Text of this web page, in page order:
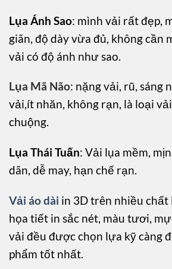
Lụa Ánh Sao: mình vải rất đẹp,
giãn, độ dày vừa đủ, không cần
vải có độ ánh như sao.
Lụa Mã Não: nặng vải, rũ, sáng
vải,ít nhăn, không rạn, là loại
chuộng.
Lụa Thái Tuấn: Vải lụa mềm,
dãn, dễ may, hạn chế rạn.
Vải áo dài in 3D trên nhiều chất
họa tiết in sắc nét, màu tươi,
vải đều được chọn lựa kỹ càng
phẩm tốt nhất.